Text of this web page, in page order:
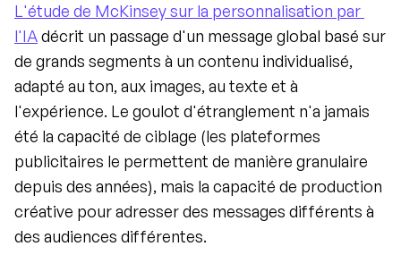
L'étude de McKinsey sur la personnalisation par
l'IA décrit un passage d'un message global basé sur
de grands segments à un contenu individualisé,
adapté au ton, aux images, au texte et à
l'expérience. Le goulot d'étranglement n'a jamais
été la capacité de ciblage (les plateformes
publicitaires le permettent de manière granulaire
depuis des années), mais la capacité de production
créative pour adresser des messages différents à
des audiences différentes.